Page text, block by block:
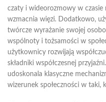
czaty i wideorozmowy w czasie
wzmacnia więzi. Dodatkowo,
twórcze wyrażanie swojej
wspólnoty i tożsamości w
użytkownicy rozwijają
składniki współczesnej
udoskonala klasyczne
wizerunek społeczności w